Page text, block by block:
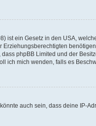
ist ein Gesetz in den USA,
phpBB Limited und der
ich mich wenden, falls es
auch sein, dass deine IP-